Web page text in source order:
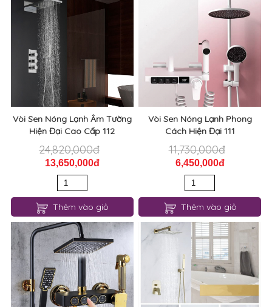
Vòi Sen Nóng Lạnh Âm Tường
Hiện Đại Cao Cấp 112
24,820,000đ
13,650,000đ
Thêm vào giỏ
Vòi Sen Nóng Lạnh Phong
Cách Hiện Đại 111
11,730,000đ
6,450,000đ
Thêm vào giỏ